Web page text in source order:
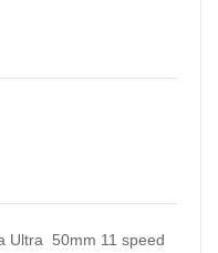
Ultra 50mm 11 speed